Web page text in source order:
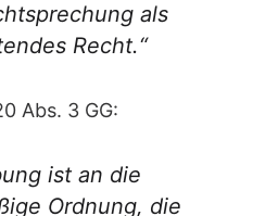
als
Recht.“
Abs. 3 GG:
ist an die
Ordnung, die